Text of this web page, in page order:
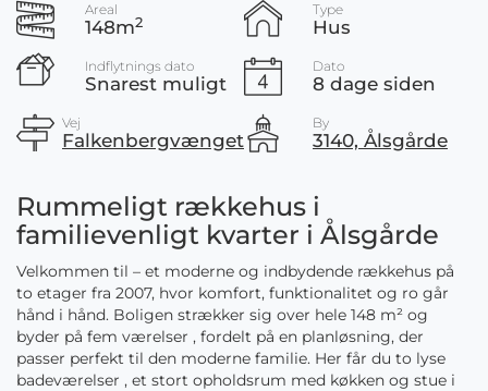
Areal
148m2
Type
Hus
Indflytnings dato
Snarest muligt
Dato
8 dage siden
Vej
Falkenbergvænget
By
3140, Ålsgårde
Rummeligt rækkehus i
familievenligt kvarter i Ålsgårde
Velkommen til – et moderne og indbydende rækkehus på
to etager fra 2007, hvor komfort, funktionalitet og ro går
hånd i hånd. Boligen strækker sig over hele 148 m² og
byder på fem værelser , fordelt på en planløsning, der
passer perfekt til den moderne familie. Her får du to lyse
badeværelser , et stort opholdsrum med køkken og stue i